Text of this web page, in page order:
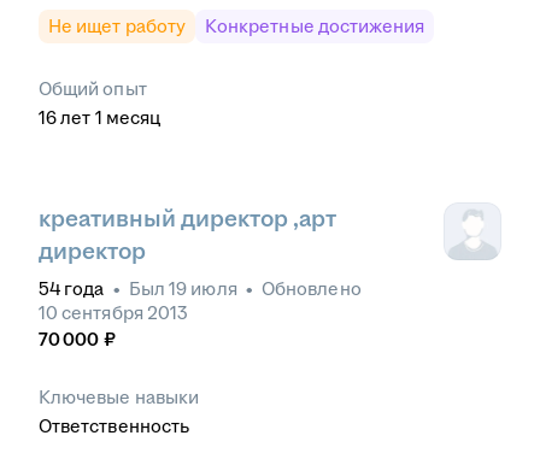
Не ищет работу
Конкретные достижения
Общий опыт
16лет 1 месяц
креативный директор ,арт
директор
54 года • Был 19 июля • Обновлено
10 сентября 2013
70 000 ₽
Ключевые навыки
Ответственность